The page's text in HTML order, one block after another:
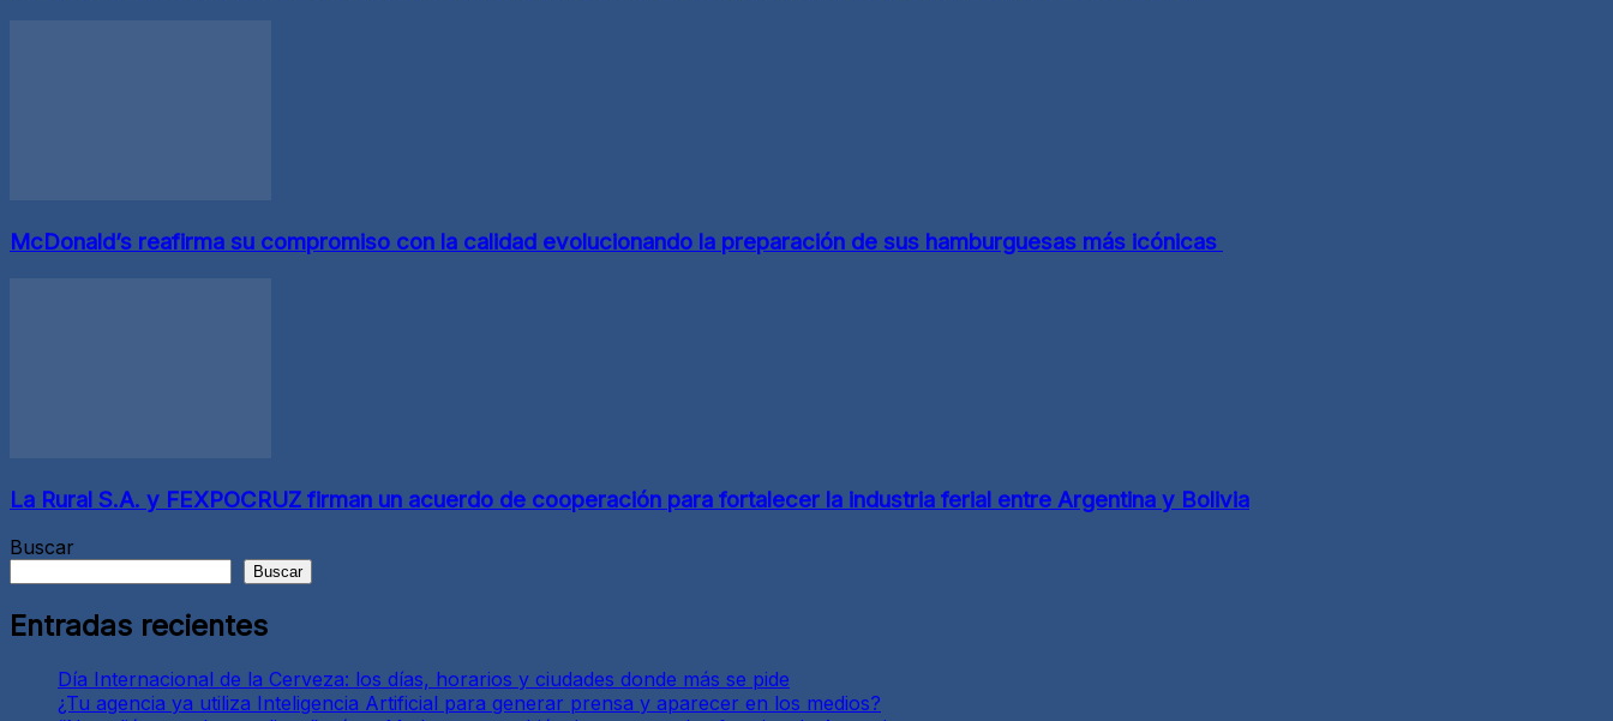
McDonald’s reafirma su compromiso con la calidad evolucionando la preparación de sus hamburguesas más icónicas
La Rural S.A. y FEXPOCRUZ firman un acuerdo de cooperación para fortalecer la industria ferial entre Argentina y Bolivia
Buscar
Buscar
Entradas recientes
Día Internacional de la Cerveza: los días, horarios y ciudades donde más se pide
¿Tu agencia ya utiliza Inteligencia Artificial para generar prensa y aparecer en los medios?